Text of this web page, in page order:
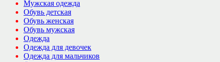
Мужская одежда
Обувь детская
Обувь женская
Обувь мужская
Одежда
Одежда для девочек
Одежда для мальчиков